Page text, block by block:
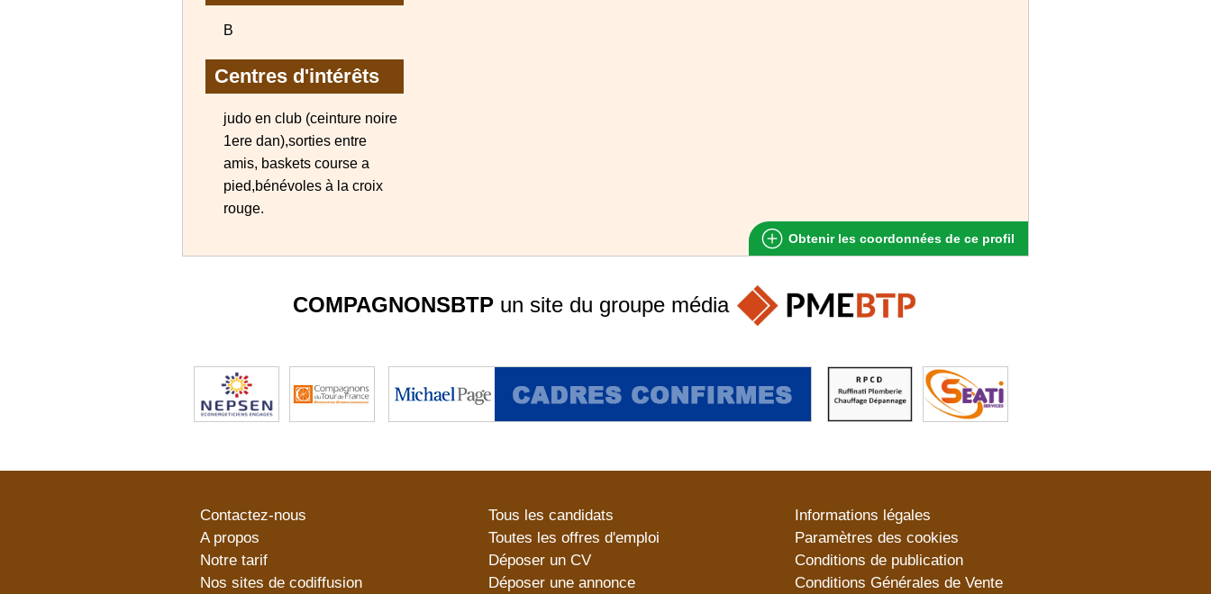
B
Centres d'intérêts
judo en club (ceinture noire
1ere dan),sorties entre
amis, baskets course a
pied,bénévoles à la croix
rouge.
Obtenir les coordonnées de ce profil
COMPAGNONSBTP un site du groupe média
Contactez-nous
A propos
Notre tarif
Nos sites de codiffusion
Tous les candidats
Toutes les offres d'emploi
Déposer un CV
Déposer une annonce
Informations légales
Paramètres des cookies
Conditions de publication
Conditions Générales de Vente